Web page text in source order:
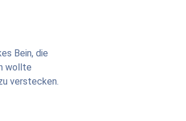
Bein, die
wollte
verstecken.